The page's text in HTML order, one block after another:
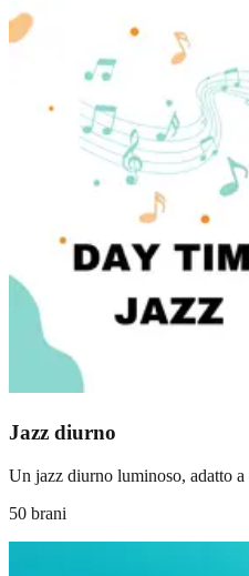
Jazz diurno
Un jazz diurno luminoso, adatto
50 brani